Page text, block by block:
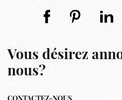
Vous désirez
nous?